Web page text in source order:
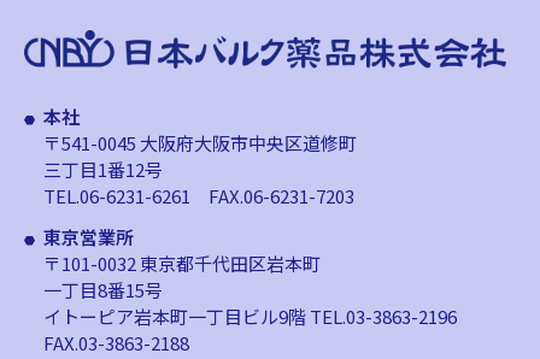
本社
〒541-0045 大阪府大阪市中央区道修町
三丁目1番12号
TEL.06-6231-6261 FAX.06-6231-7203
東京営業所
〒101-0032 東京都千代田区岩本町
一丁目8番15号
イトーピア岩本町一丁目ビル9階TEL.03-3863-2196
FAX.03-3863-2188